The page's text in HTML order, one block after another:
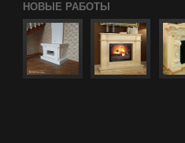
НОВЫЕ РАБОТЫ